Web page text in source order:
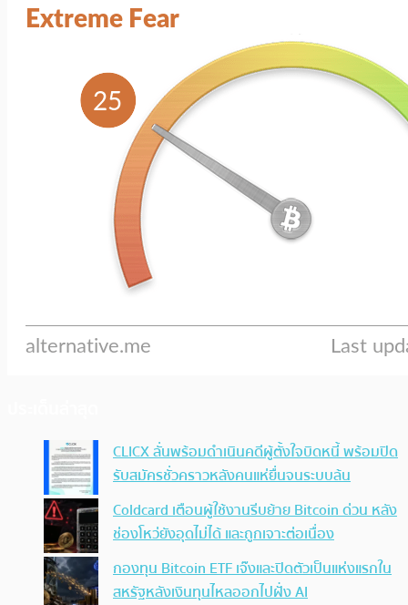
CLICX ลั่นพร้อมดำเนินคดีผู้ตั้งใจบิดหนี้ พร้อมปิด
รับสมัครชั่วคราวหลังคนแห่ยื่นจนระบบล้น
Coldcard เตือนผู้ใช้งานรีบย้าย Bitcoin ด่วน หลัง
ช่องโหว่ยังอุดไม่ได้ และถูกเจาะต่อเนื่อง
กองทุน Bitcoin ETF เจ๊งและปิดตัวเป็นแห่งแรกใน
สหรัฐหลังเงินทุนไหลออกไปฝั่ง AI